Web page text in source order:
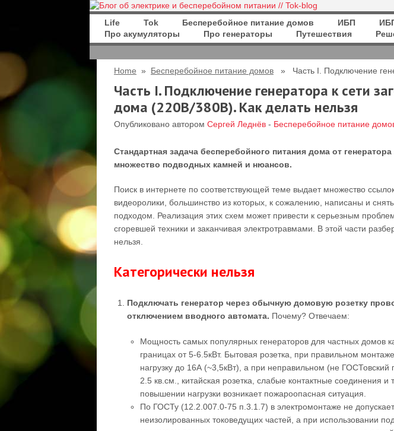
Life Tok Бесперебойное питание домов ИБП
Про акумуляторы
Про генераторы Путешествия
Home » Бесперебойное питание домов » Часть I. Подключение
Часть I. Подключение генератора к сети
дома (220В/380В). Как делать нельзя
Опубликовано автором Сергей Леднёв - Бесперебойное питание
Стандартная задача бесперебойного питания дома от генератора
множество подводных камней и нюансов.
Поиск в интернете по соответствующей теме выдает множество
видеоролики, большинство из которых, к сожалению, написаны и
подходом. Реализация этих схем может привести к серьезным
сгоревшей техники и заканчивая электротравмами. В этой части
нельзя.
Категорически нельзя
Подключать генератор через обычную домовую розетку
отключением вводного автомата. Почему? Отвечаем:
Мощность самых популярных генераторов для частных домов
границах от 5-6.5кВт. Бытовая розетка, при правильном
нагрузку до 16А (~3,5кВт), а при неправильном (не ГОСТовский
2.5 кв.см., китайская розетка, слабые контактные соединения
повышении нагрузки возникает пожароопасная ситуация.
По ГОСТу (12.2.007.0-75 п.3.1.7) в электромонтаже не
неизолированных токоведущих частей, а при использовании